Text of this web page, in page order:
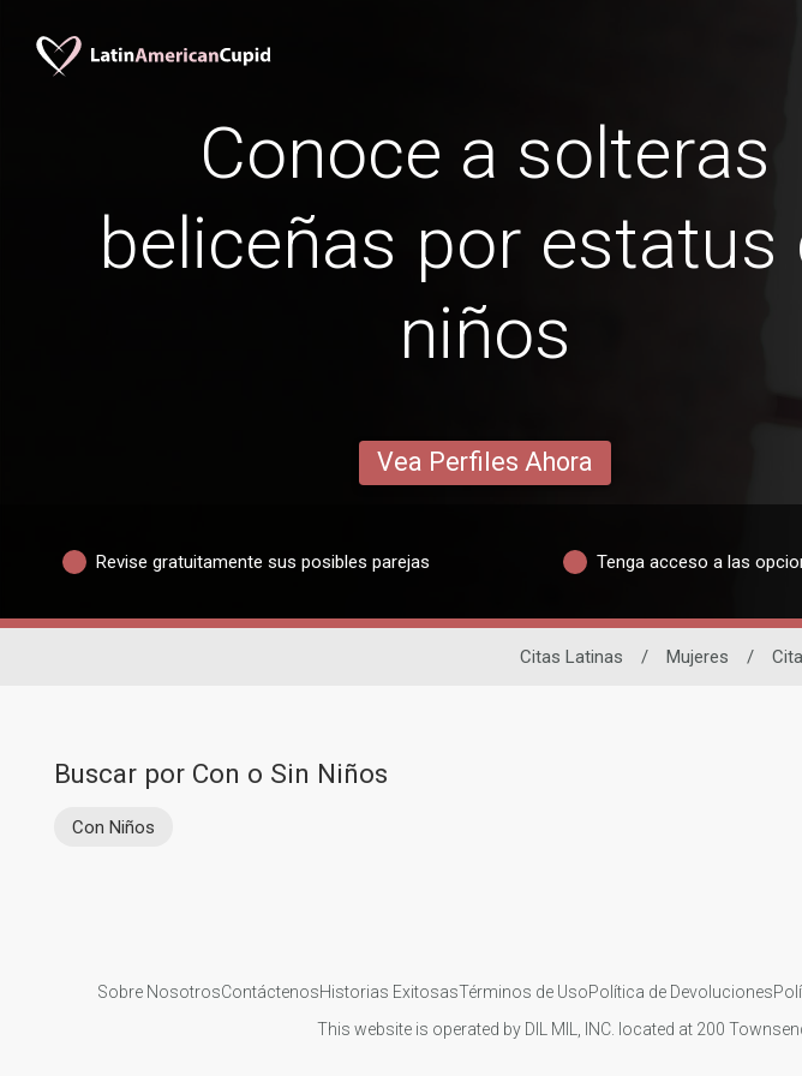
Conoce a solteras
beliceñas por estatus
niños
Vea Perfiles Ahora
Revise gratuitamente sus posibles parejas Tenga acceso a las
Citas Latinas / Mujeres /
Buscar por Con o Sin Niños
Con Niños
Sobre NosotrosContáctenosHistorias ExitosasTérminos de UsoPolítica de Devoluciones
This website is operated by DIL MIL, INC. located at 200